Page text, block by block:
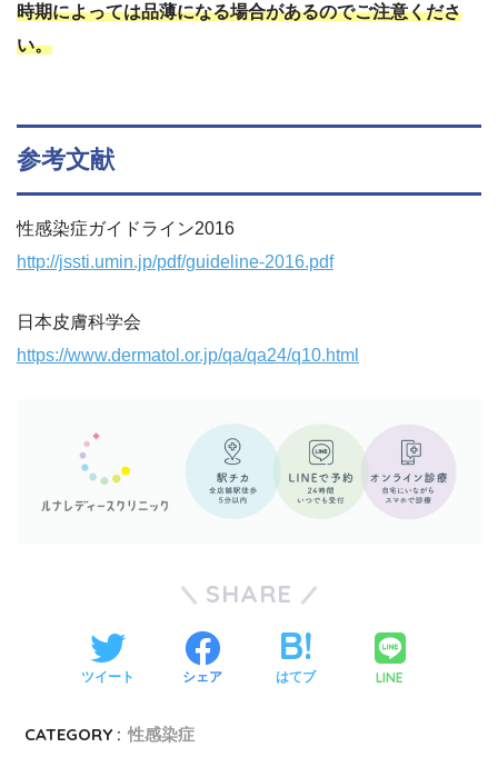
時期によっては品薄になる場合があるのでご注意くださ
い。
参考文献
性感染症ガイドライン2016
http://jssti.umin.jp/pdf/guideline-2016.pdf
日本皮膚科学会
https://www.dermatol.or.jp/qa/qa24/q10.html
SHARE
ツイート シェア はてブ LINE
CATEGORY : 性感染症